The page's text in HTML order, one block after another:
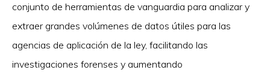
conjunto de herramientas de vanguardia para analizar y
extraer grandes volúmenes de datos útiles para las
agencias de aplicación de la ley, facilitando las
investigaciones forenses y aumentando